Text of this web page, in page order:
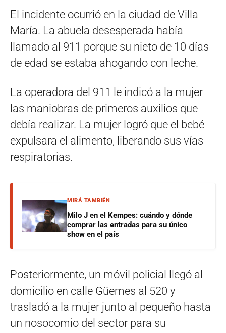
El incidente ocurrió en la ciudad de Villa
María. La abuela desesperada había
llamado al 911 porque su nieto de 10 días
de edad se estaba ahogando con leche.
La operadora del 911 le indicó a la mujer
las maniobras de primeros auxilios que
debía realizar. La mujer logró que el bebé
expulsara el alimento, liberando sus vías
respiratorias.
MIRÁ TAMBIÉN
Milo J en el Kempes: cuándo y dónde
comprar las entradas para su único
show en el país
Posteriormente, un móvil policial llegó al
domicilio en calle Güemes al 520 y
trasladó a la mujer junto al pequeño hasta
un nosocomio del sector para su